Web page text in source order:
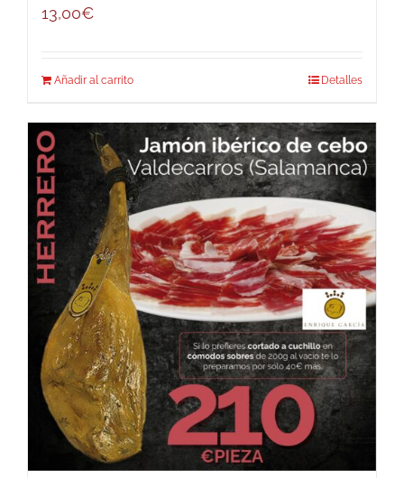
13,00€
Añadir al carrito Detalles